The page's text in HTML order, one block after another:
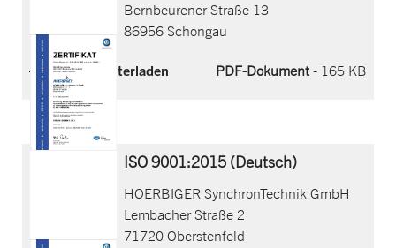
Bernbeurener Straße 13
86956 Schongau
Jetzt herunterladen PDF-Dokument- 165 KB
ISO 9001:2015 (Deutsch)
HOERBIGER SynchronTechnik GmbH
Lembacher Straße 2
71720 Oberstenfeld